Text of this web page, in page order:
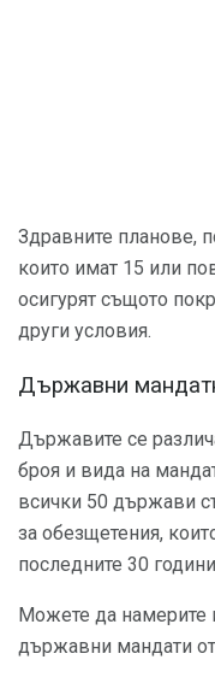
Здравните планове,
които имат 15 или
осигурят същото
други условия.
Държавни
Държавите се
броя и вида на
всички 50 държави
за обезщетения,
последните 30
Можете да намерите
държавни мандати